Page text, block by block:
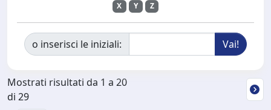
X
Y Z
o inserisci le iniziali:
Mostrati risultati da 1 a 20
di 29